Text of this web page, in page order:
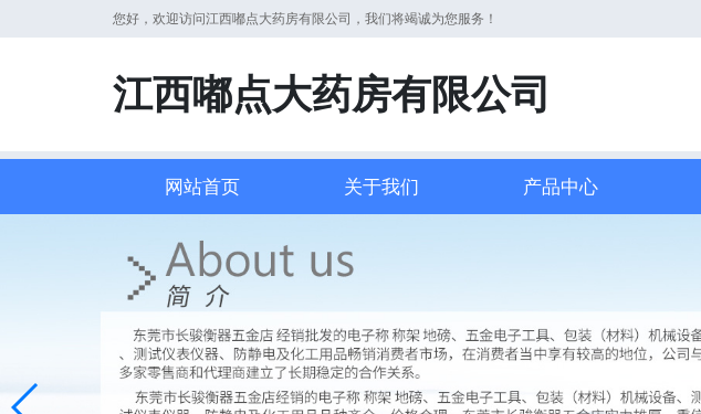
您好，欢迎访问江西嘟点大药房有限公司，我们将竭诚为您服务！
江西嘟点大药房有限公司
网站首页 关于我们 产品中心